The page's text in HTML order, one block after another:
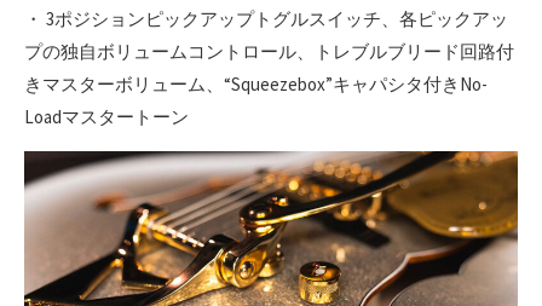
・ 3ポジションピックアップトグルスイッチ、各ピックアッ
プの独自ボリュームコントロール、トレブルブリード回路付
きマスターボリューム、“Squeezebox”キャパシタ付きNo-
Loadマスタートーン